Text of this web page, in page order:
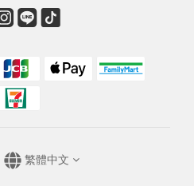
繁體中文